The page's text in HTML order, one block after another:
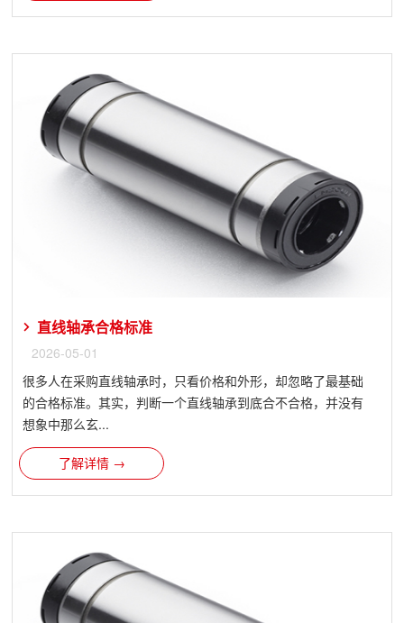
直线轴承合格标准
2026-05-01
很多人在采购直线轴承时，只看价格和外形，却忽略了最基础
的合格标准。其实，判断一个直线轴承到底合不合格，并没有
想象中那么玄...
了解详情 →